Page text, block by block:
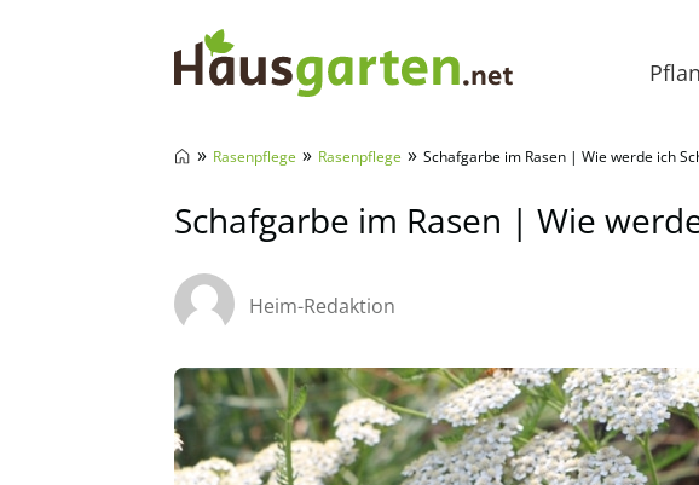
» Rasenpflege » Rasenpflege » Schafgarbe im Rasen | Wie werde ich
Schafgarbe im Rasen | Wie
Heim-Redaktion